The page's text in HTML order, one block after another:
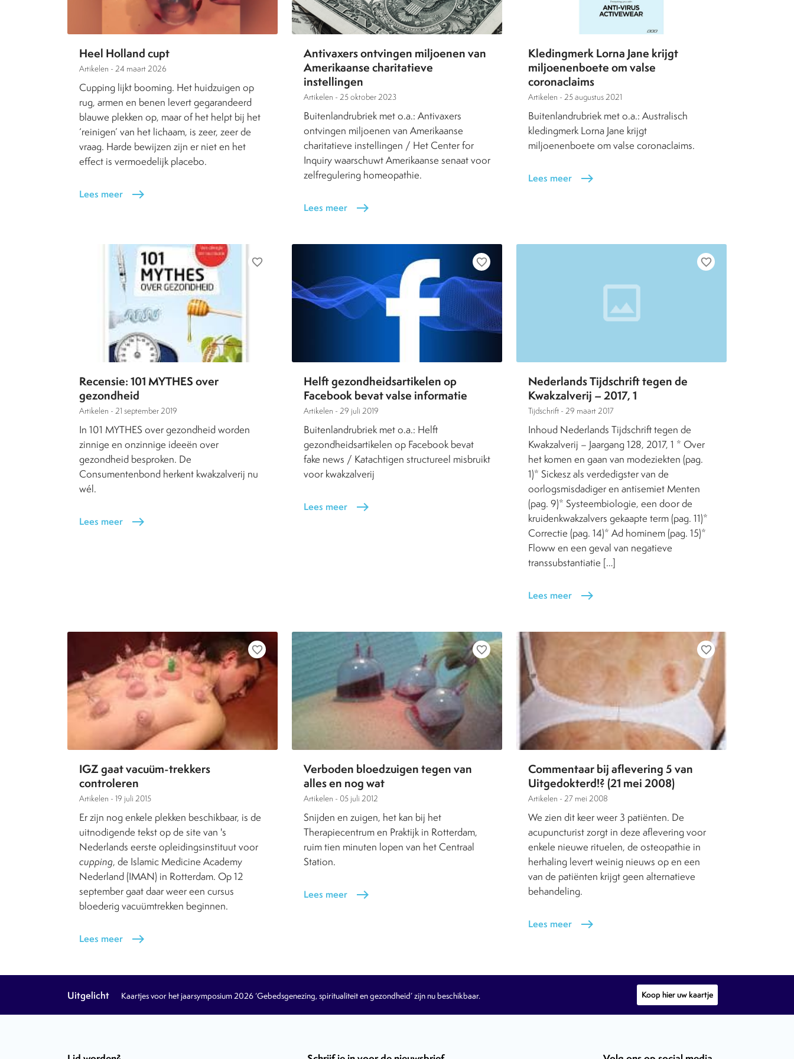
Heel Holland cupt
Artikelen - 24 maart 2026
Cupping lijkt booming. Het huidzuigen op
rug, armen en benen levert gegarandeerd
blauwe plekken op, maar of het helpt bij het
‘reinigen’ van het lichaam, is zeer, zeer de
vraag. Harde bewijzen zijn er niet en het
effect is vermoedelijk placebo.
Lees meer east
Antivaxers ontvingen miljoenen van
Amerikaanse charitatieve
instellingen
Artikelen - 25 oktober 2023
Buitenlandrubriek met o.a.: Antivaxers
ontvingen miljoenen van Amerikaanse
charitatieve instellingen / Het Center for
Inquiry waarschuwt Amerikaanse senaat voor
zelfregulering homeopathie.
Lees meer east
Kledingmerk Lorna Jane krijgt
miljoenenboete om valse
coronaclaims
Artikelen - 25 augustus 2021
Buitenlandrubriek met o.a.: Australisch
kledingmerk Lorna Jane krijgt
miljoenenboete om valse coronaclaims.
Lees meer east
favorite_border
Recensie: 101 MYTHES over
gezondheid
Artikelen - 21 september 2019
In 101 MYTHES over gezondheid worden
zinnige en onzinnige ideeën over
gezondheid besproken. De
Consumentenbond herkent kwakzalverij nu
wél.
Lees meer east
favorite_border
Helft gezondheidsartikelen op
Facebook bevat valse informatie
Artikelen - 29 juli 2019
Buitenlandrubriek met o.a.: Helft
gezondheidsartikelen op Facebook bevat
fake news / Katachtigen structureel misbruikt
voor kwakzalverij
Lees meer east
favorite_border
Nederlands Tijdschrift tegen de
Kwakzalverij – 2017, 1
Tijdschrift - 29 maart 2017
Inhoud Nederlands Tijdschrift tegen de
Kwakzalverij – Jaargang 128, 2017, 1 * Over
het komen en gaan van modeziekten (pag.
1)* Sickesz als verdedigster van de
oorlogsmisdadiger en antisemiet Menten
(pag. 9)* Systeembiologie, een door de
kruidenkwakzalvers gekaapte term (pag. 11)*
Correctie (pag. 14)* Ad hominem (pag. 15)*
Floww en een geval van negatieve
transsubstantiatie […]
Lees meer east
favorite_border
IGZ gaat vacuüm-trekkers
controleren
Artikelen - 19 juli 2015
Er zijn nog enkele plekken beschikbaar, is de
uitnodigende tekst op de site van 's
Nederlands eerste opleidingsinstituut voor
cupping, de Islamic Medicine Academy
Nederland (IMAN) in Rotterdam. Op 12
september gaat daar weer een cursus
bloederig vacuümtrekken beginnen.
Lees meer east
favorite_border
Verboden bloedzuigen tegen van
alles en nog wat
Artikelen - 05 juli 2012
Snijden en zuigen, het kan bij het
Therapiecentrum en Praktijk in Rotterdam,
ruim tien minuten lopen van het Centraal
Station.
Lees meer east
favorite_border
Commentaar bij aflevering 5 van
Uitgedokterd!? (21 mei 2008)
Artikelen - 27 mei 2008
We zien dit keer weer 3 patiënten. De
acupuncturist zorgt in deze aflevering voor
enkele nieuwe rituelen, de osteopathie in
herhaling levert weinig nieuws op en een
van de patiënten krijgt geen alternatieve
behandeling.
Lees meer east
Uitgelicht Kaartjes voor het jaarsymposium 2026 ‘Gebedsgenezing, spiritualiteit en gezondheid’ zijn nu beschikbaar. Koop hier uw kaartje